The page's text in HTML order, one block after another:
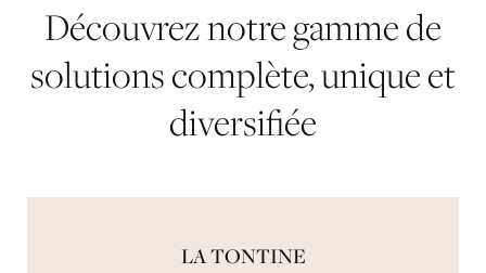
Découvreznotregammede
solutionscomplète,uniqueet
diversifiée
LA TONTINE